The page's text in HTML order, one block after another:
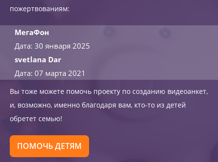
пожертвованиям:
МегаФон
Дата: 30 января 2025
svetlana Dar
Дата: 07 марта 2021
Вы тоже можете помочь проекту по созданию видеоанкет,
и, возможно, именно благодаря вам, кто-то из детей
обретет семью!
ПОМОЧЬ ДЕТЯМ